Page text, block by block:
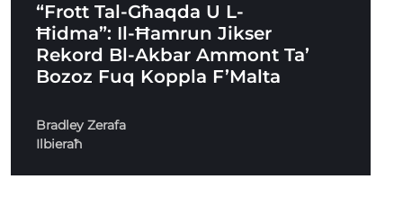
“Frott Tal-Għaqda U L-
Ħidma”: Il-Ħamrun Jikser
Rekord Bl-Akbar Ammont Ta’
Bozoz Fuq Koppla F’Malta
Bradley Zerafa
Ilbieraħ